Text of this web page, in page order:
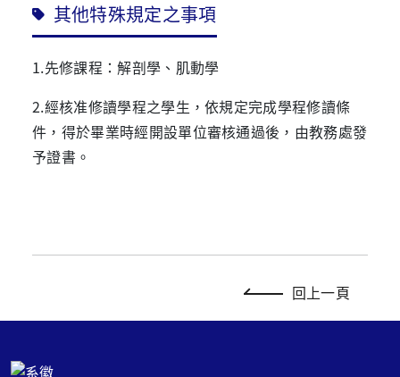
其他特殊規定之事項
1.先修課程：解剖學、肌動學
2.經核准修讀學程之學生，依規定完成學程修讀條
件，得於畢業時經開設單位審核通過後，由教務處發
予證書。
回上一頁